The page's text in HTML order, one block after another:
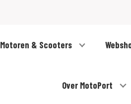
Motoren & Scooters
Over MotoPort